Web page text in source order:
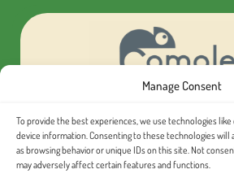
Manage Consent
To provide the best experiences, we use technologies
device information. Consenting to these technologies will
as browsing behavior or unique IDs on this site. Not
may adversely affect certain features and functions.
¿Quieres organizar tu próximo